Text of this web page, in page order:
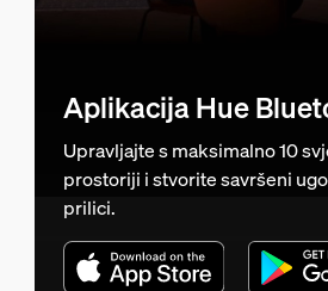
Aplikacija Hue
Upravljajte s maksimalno 10
prostoriji i stvorite savršeni
prilici.